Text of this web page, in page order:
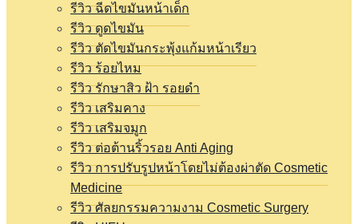
รีวิว ฉีดไขมันหน้าเด็ก
รีวิว ดูดไขมัน
รีวิว ตัดไขมันกระพุ้งแก้มหน้าเรียว
รีวิว ร้อยไหม
รีวิว รักษาสิว ฝ้า รอยดำ
รีวิว เสริมคาง
รีวิว เสริมจมูก
รีวิว ต่อต้านริ้วรอย Anti Aging
รีวิว การปรับรูปหน้าโดยไม่ต้องผ่าตัด Cosmetic
Medicine
รีวิว ศัลยกรรมความงาม Cosmetic Surgery